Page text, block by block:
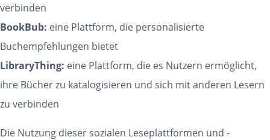
verbinden
BookBub: eine Plattform, die personalisierte
Buchempfehlungen bietet
LibraryThing: eine Plattform, die es Nutzern ermöglicht,
ihre Bücher zu katalogisieren und sich mit anderen Lesern
zu verbinden
Die Nutzung dieser sozialen Leseplattformen und -